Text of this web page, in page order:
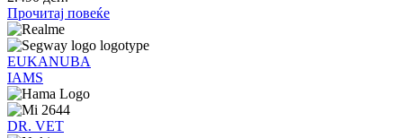
Прочитај повеќе
EUKANUBA
IAMS
DR. VET